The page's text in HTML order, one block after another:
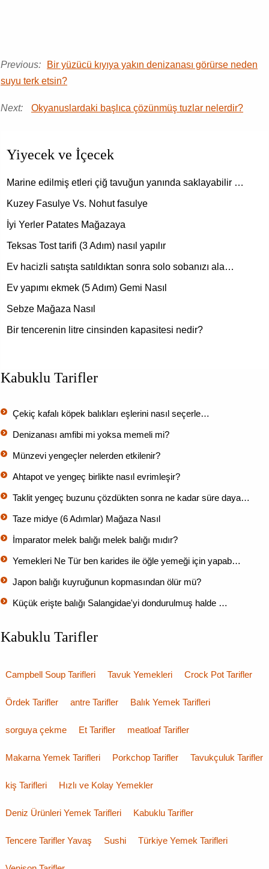
Previous:
Bir yüzücü kıyıya yakın denizanası görürse neden
suyu terk etsin?
Next: Okyanuslardaki başlıca çözünmüş tuzlar nelerdir?
Yiyecek ve İçecek
Marine edilmiş etleri çiğ tavuğun yanında saklayabilir …
Kuzey Fasulye Vs. Nohut fasulye
İyi Yerler Patates Mağazaya
Teksas Tost tarifi (3 Adım) nasıl yapılır
Ev hacizli satışta satıldıktan sonra solo sobanızı ala…
Ev yapımı ekmek (5 Adım) Gemi Nasıl
Sebze Mağaza Nasıl
Bir tencerenin litre cinsinden kapasitesi nedir?
Kabuklu Tarifler
Çekiç kafalı köpek balıkları eşlerini nasıl seçerle…
Denizanası amfibi mi yoksa memeli mi?
Münzevi yengeçler nelerden etkilenir?
Ahtapot ve yengeç birlikte nasıl evrimleşir?
Taklit yengeç buzunu çözdükten sonra ne kadar süre daya…
Taze midye (6 Adımlar) Mağaza Nasıl
İmparator melek balığı melek balığı mıdır?
Yemekleri Ne Tür ben karides ile öğle yemeği için yapab…
Japon balığı kuyruğunun kopmasından ölür mü?
Küçük erişte balığı Salangidae'yi dondurulmuş halde …
Kabuklu Tarifler
Campbell Soup Tarifleri Tavuk Yemekleri Crock Pot Tarifler
Ördek Tarifler antre Tarifler Balık Yemek Tarifleri
sorguya çekme Et Tarifler meatloaf Tarifler
Makarna Yemek Tarifleri Porkchop Tarifler Tavukçuluk Tarifler
kiş Tarifleri Hızlı ve Kolay Yemekler
Deniz Ürünleri Yemek Tarifleri Kabuklu Tarifler
Tencere Tarifler Yavaş Sushi Türkiye Yemek Tarifleri